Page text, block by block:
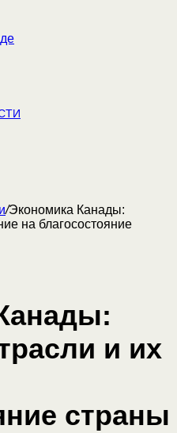
/Экономика Канады:
на благосостояние
и их
страны